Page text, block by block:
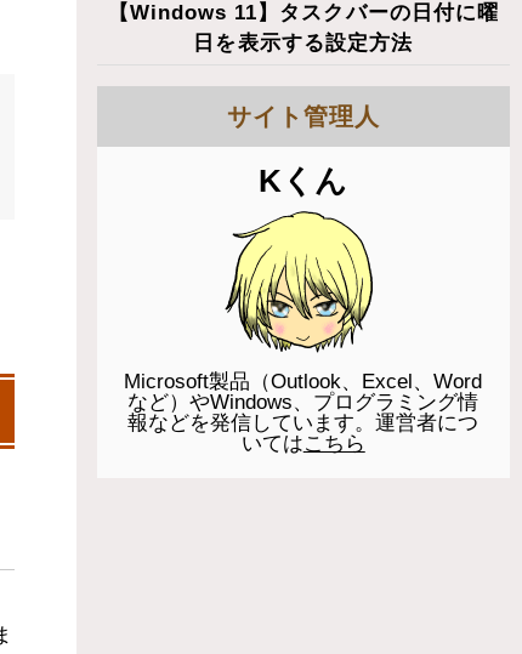
【Windows 11】タスクバーの日付に曜
日を表示する設定方法
サイト管理人
Kくん
Microsoft製品（Outlook、Excel、Word
など）やWindows、プログラミング情
報などを発信しています。運営者につ
いてはこちら